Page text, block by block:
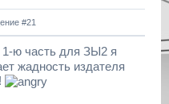
#21
1-ю часть для ЗЫ2 я
жадность издателя